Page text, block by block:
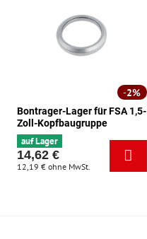
2%
Bontrager-Lager für FSA 1,5-
Zoll-Kopfbaugruppe
auf Lager
14,62 €
12,19 € ohne MwSt.